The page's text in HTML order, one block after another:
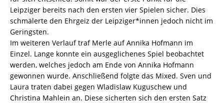
Leipziger bereits nach den ersten vier Spielen sicher. Dies
schmälerte den Ehrgeiz der Leipziger*innen jedoch nicht im
Geringsten.
Im weiteren Verlauf traf Merle auf Annika Hofmann im
Einzel. Lange konnte ein ausgeglichenes Spiel beobachtet
werden, welches jedoch am Ende von Annika Hofmann
gewonnen wurde. Anschließend folgte das Mixed. Sven und
Laura traten dabei gegen Wladislaw Kuguschew und
Christina Mahlein an. Diese sicherten sich den ersten Satz